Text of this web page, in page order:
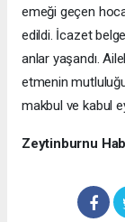
emeği geçen
edildi. İcazet
anlar yaşandı.
etmenin
makbul ve kabul
Zeytinburnu